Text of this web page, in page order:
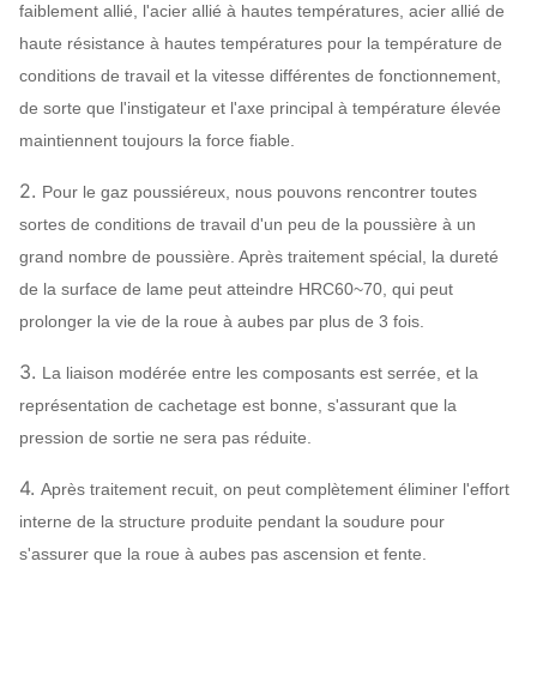
refroidissement l'eau, refroidissement à
l'huile
système de fan
ventilateur
configuration
Moteur
ABB,
SIEMENS,
Roue à aubes
Enveloppe,
cône d'entrée
d'air,
Amortisseur
d'entrée d'air
Q235, Q345,
faiblement allié, l'acier allié à hautes températures, acier allié de
haute résistance à hautes températures pour la température de
conditions de travail et la vitesse différentes de fonctionnement,
de sorte que l'instigateur et l'axe principal à température élevée
maintiennent toujours la force fiable.
2. Pour le gaz poussiéreux, nous pouvons rencontrer toutes
sortes de conditions de travail d'un peu de la poussière à un
grand nombre de poussière. Après traitement spécial, la dureté
de la surface de lame peut atteindre HRC60~70, qui peut
prolonger la vie de la roue à aubes par plus de 3 fois.
3. La liaison modérée entre les composants est serrée, et la
représentation de cachetage est bonne, s'assurant que la
pression de sortie ne sera pas réduite.
4. Après traitement recuit, on peut complètement éliminer l'effort
interne de la structure produite pendant la soudure pour
s'assurer que la roue à aubes pas ascension et fente.